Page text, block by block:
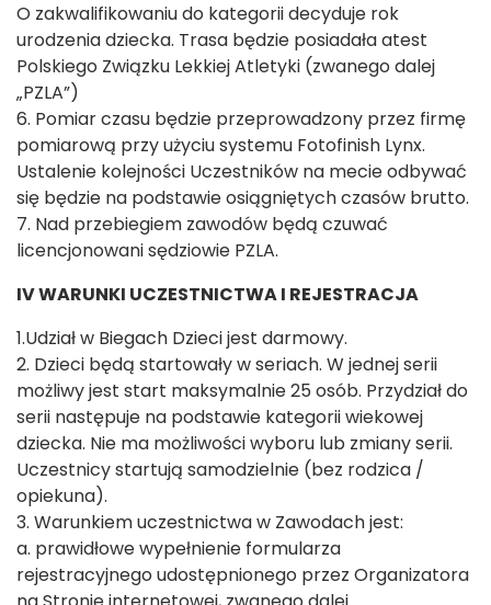
O zakwalifikowaniu do kategorii decyduje rok
urodzenia dziecka. Trasa będzie posiadała atest
Polskiego Związku Lekkiej Atletyki (zwanego dalej
„PZLA”)
6. Pomiar czasu będzie przeprowadzony przez firmę
pomiarową przy użyciu systemu Fotofinish Lynx.
Ustalenie kolejności Uczestników na mecie odbywać
się będzie na podstawie osiągniętych czasów brutto.
7. Nad przebiegiem zawodów będą czuwać
licencjonowani sędziowie PZLA.
IV WARUNKI UCZESTNICTWA I REJESTRACJA
1.Udział w Biegach Dzieci jest darmowy.
2. Dzieci będą startowały w seriach. W jednej serii
możliwy jest start maksymalnie 25 osób. Przydział do
serii następuje na podstawie kategorii wiekowej
dziecka. Nie ma możliwości wyboru lub zmiany serii.
Uczestnicy startują samodzielnie (bez rodzica /
opiekuna).
3. Warunkiem uczestnictwa w Zawodach jest:
a. prawidłowe wypełnienie formularza
rejestracyjnego udostępnionego przez Organizatora